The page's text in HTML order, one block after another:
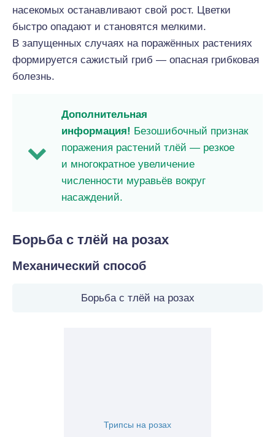
насекомых останавливают свой рост. Цветки
быстро опадают и становятся мелкими.
В запущенных случаях на поражённых растениях
формируется сажистый гриб — опасная грибковая
болезнь.
Дополнительная
информация! Безошибочный признак
поражения растений тлёй — резкое
и многократное увеличение
численности муравьёв вокруг
насаждений.
Борьба с тлёй на розах
Механический способ
Борьба с тлёй на розах
Трипсы на розах